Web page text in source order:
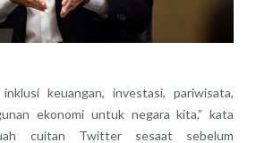
keuangan, investasi, pariwisata,
ekonomi untuk negara kita,” kata
cuitan Twitter sesaat sebelum